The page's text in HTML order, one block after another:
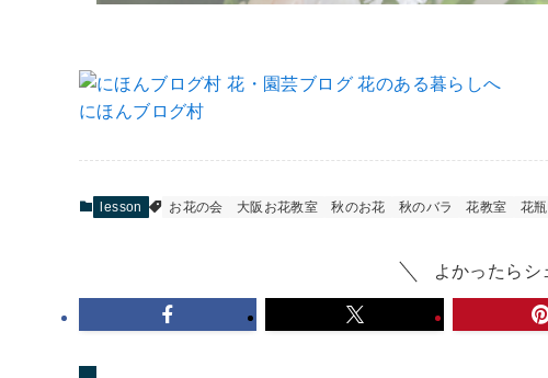
にほんブログ村
lesson お花の会 大阪お花教室 秋のお花 秋のバラ 花教室 花
よかったらシ